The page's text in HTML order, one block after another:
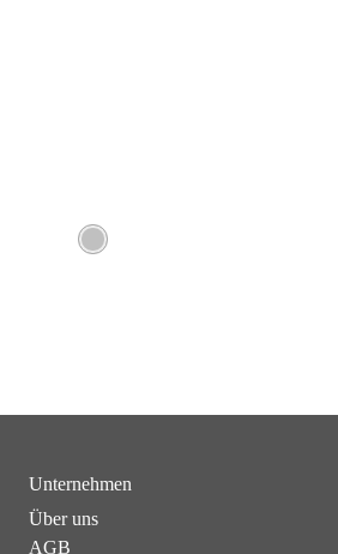
Unternehmen
Über uns
AGB